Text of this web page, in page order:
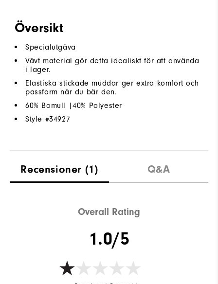
Översikt
Specialutgåva
Vävt material gör detta idealiskt för att använda
i lager.
Elastiska stickade muddar ger extra komfort och
passform när du bär den.
60% Bomull |40% Polyester
Style #34927
Recensioner (1) Q&A
Overall Rating
1.0/5